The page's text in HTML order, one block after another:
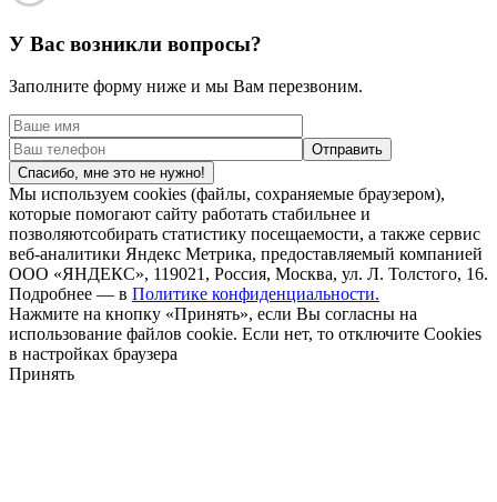
У Вас возникли вопросы?
Заполните форму ниже и мы Вам перезвоним.
Спасибо, мне это не нужно!
Мы используем cookies (файлы, сохраняемые браузером),
которые помогают сайту работать стабильнее и
позволяютсобирать статистику посещаемости, а также сервис
веб-аналитики Яндекс Метрика, предоставляемый компанией
ООО «ЯНДЕКС», 119021, Россия, Москва, ул. Л. Толстого, 16.
Подробнее — в Политике конфиденциальности.
Нажмите на кнопку «Принять», если Вы согласны на
использование файлов cookie. Если нет, то отключите Cookies
в настройках браузера
Принять